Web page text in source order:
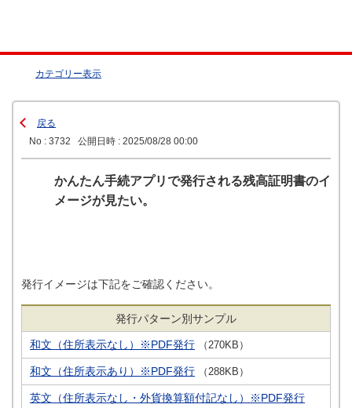
カテゴリー表示
戻る
No : 3732
公開日時 : 2025/08/28 00:00
かんたん手続アプリで発行される残高証明書のイ
メージが見たい。
発行イメージは下記をご確認ください。
発行パターン別サンプル
和文（住所表示なし）※PDF発行 （270KB）
和文（住所表示あり）※PDF発行 （288KB）
英文（住所表示なし・外貨換算額付記なし）※PDF発行